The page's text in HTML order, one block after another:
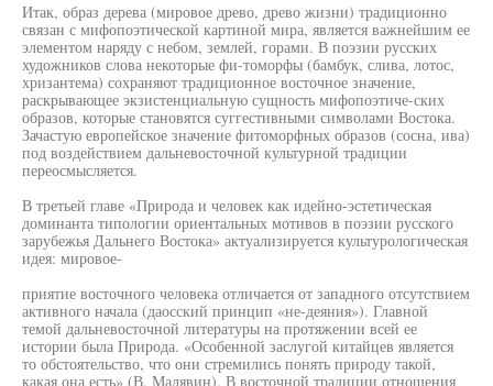
Итак, образ дерева (мировое древо, древо жизни) традиционно
связан с мифопоэтической картиной мира, является важнейшим ее
элементом наряду с небом, землей, горами. В поэзии русских
художников слова некоторые фи-томорфы (бамбук, слива, лотос,
хризантема) сохраняют традиционное восточное значение,
раскрывающее экзистенциальную сущность мифопоэтиче-ских
образов, которые становятся суггестивными символами Востока.
Зачастую европейское значение фитоморфных образов (сосна, ива)
под воздействием дальневосточной культурной традиции
переосмысляется.
В третьей главе «Природа и человек как идейно-эстетическая
доминанта типологии ориентальных мотивов в поэзии русского
зарубежья Дальнего Востока» актуализируется культурологическая
идея: мировое-
приятие восточного человека отличается от западного отсутствием
активного начала (даосский принцип «не-деяния»). Главной
темой дальневосточной литературы на протяжении всей ее
истории была Природа. «Особенной заслугой китайцев является
то обстоятельство, что они стремились понять природу такой,
какая она есть» (В. Малявин). В восточной традиции отношения